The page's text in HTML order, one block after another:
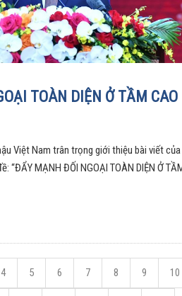
TOÀN DIỆN Ở TẦM CAO
Việt Nam trân trọng giới thiệu bài viết của
“ĐẨY MẠNH ĐỐI NGOẠI TOÀN DIỆN Ở
4 5 6 7 8 9 10